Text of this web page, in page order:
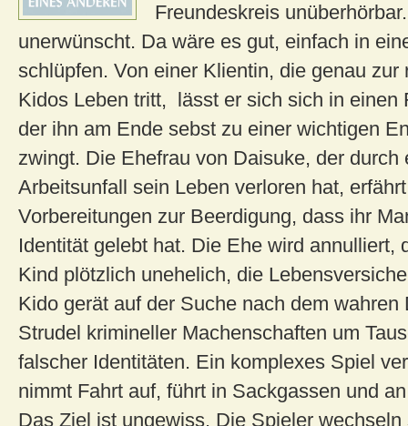
Freundeskreis
unerwünscht. Da wäre es gut, einfach in
schlüpfen. Von einer Klientin, die genau zur
Kidos Leben tritt, lässt er sich sich in einen
der ihn am Ende sebst zu einer wichtigen
zwingt. Die Ehefrau von Daisuke, der durch
Arbeitsunfall sein Leben verloren hat,
Vorbereitungen zur Beerdigung, dass ihr
Identität gelebt hat. Die Ehe wird annulliert,
Kind plötzlich unehelich, die
Kido gerät auf der Suche nach dem wahren
Strudel krimineller Machenschaften um
falscher Identitäten. Ein komplexes Spiel
nimmt Fahrt auf, führt in Sackgassen und
Das Ziel ist ungewiss. Die Spieler